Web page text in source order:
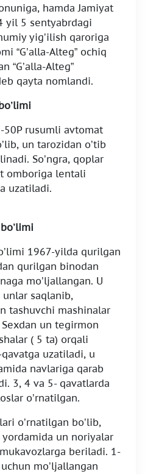
hamda Jamiyat
yil 5 sentyabrdagi
yig’ilish qaroriga
“G’alla-Alteg” ochiq
“G’alla-Alteg”
qayta nomlandi.
50P rusumli avtomat
un tarozidan o’tib
So’ngra, qoplar
omboriga lentali
uzatiladi.
1967-yilda qurilgan
qurilgan binodan
mo’ljallangan. U
saqlanib,
tashuvchi mashinalar
un tegirmon
( 5 ta) orqali
uzatiladi, u
navlariga qarab
3, 4 va 5- qavatlarda
o’rnatilgan.
o’rnatilgan bo’lib,
un noriyalar
beriladi. 1-
mo’ljallangan